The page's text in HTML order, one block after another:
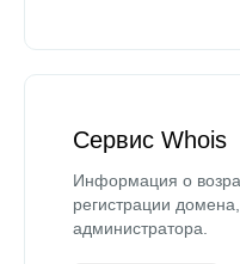
Сервис Whois
Информация о
регистрации
администратора.